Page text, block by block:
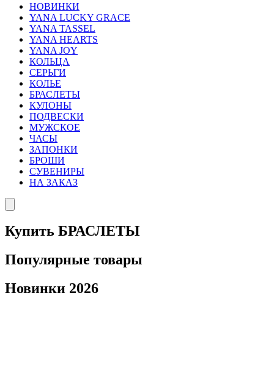
НОВИНКИ
YANA LUCKY GRACE
YANA TASSEL
YANA HEARTS
YANA JOY
КОЛЬЦА
СЕРЬГИ
КОЛЬЕ
БРАСЛЕТЫ
КУЛОНЫ
ПОДВЕСКИ
МУЖСКОЕ
ЧАСЫ
ЗАПОНКИ
БРОШИ
СУВЕНИРЫ
НА ЗАКАЗ
Купить БРАСЛЕТЫ
Популярные товары
Новинки 2026